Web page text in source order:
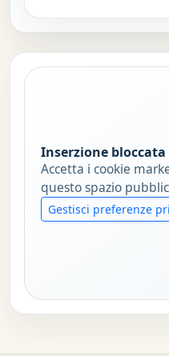
Inserzione
Accetta i cookie
questo spazio
Gestisci preferenze